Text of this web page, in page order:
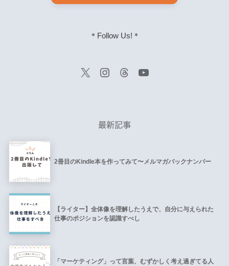
＊Follow Us!＊
最新記事
2冊目のKindle本を作ってみて〜メルマガバックナンバー
【ライター】全体像を理解したうえで、自分に与えられた
仕事のポジションを認識すべし
「マーケティング」って言葉、むずかしく考え過ぎてる人